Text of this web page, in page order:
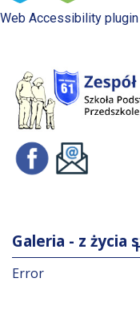
Web Accessibility plugin
Galeria - z życia
Error